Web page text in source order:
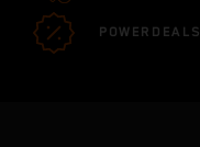
POWERDEALS